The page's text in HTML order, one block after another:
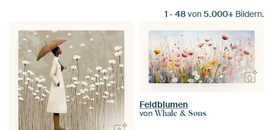
1 - 48von5.000+ Bildern.
Feldblumen
von Whale & Sons